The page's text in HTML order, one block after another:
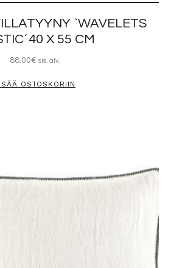
`WAVELETS
X 55 CM
88.00€ sis. alv.
OSTOSKORIIN